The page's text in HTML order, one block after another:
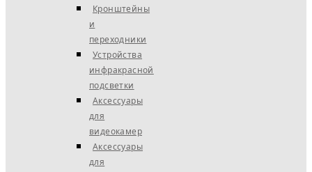
Кронштейны
и
переходники
Устройства
инфракрасной
подсветки
Аксессуары
для
видеокамер
Аксессуары
для